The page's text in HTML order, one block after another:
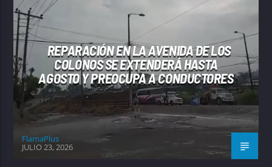
REPARACIÓN EN LA AVENIDA DE LOS
COLONOS SE EXTENDERÁ HASTA
AGOSTO Y PREOCUPA A CONDUCTORES
FlamaPlus
JULIO 23, 2026